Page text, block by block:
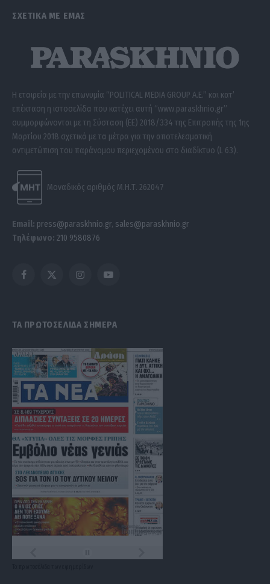
ΣΧΕΤΙΚΑ ΜΕ ΕΜΑΣ
Η εταιρεία με την επωνυμία “POLITICAL MEDIA GROUP A.E.” και κατ’
επέκταση η ιστοσελίδα που κατέχει αυτή “www.paraskhnio.gr”
συμμορφώνονται με τη Σύσταση (ΕΕ) 2018/334 της Επιτροπής της 1ης
Μαρτίου 2018 σχετικά με τα μέτρα για την αποτελεσματική
αντιμετώπιση του παράνομου περιεχομένου στο διαδίκτυο (L 63).
Μοναδικός αριθμός Μ.Η.Τ. 262047
Email: press@paraskhnio.gr, sales@paraskhnio.gr
Τηλέφωνο: 210 9580876
Facebook
X
InstagramYouTube
ΤΑ ΠΡΩΤΟΣΕΛΙΔΑ ΣΗΜΕΡΑ